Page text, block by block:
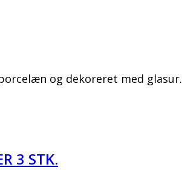
og dekoreret med glasur.
3 STK.